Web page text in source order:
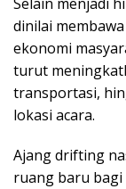
Selain menjadi
dinilai
ekonomi
turut
transportasi,
lokasi acara.
Ajang drifting
ruang baru